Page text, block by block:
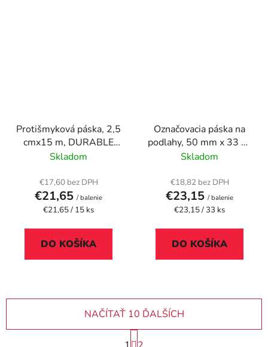
Protišmyková páska, 2,5
cmx15 m, DURABLE
"DURALINE®", čierna
Skladom
€17,60 bez DPH
€21,65 / balenie
Jednotková
€21,65 / 15 ks
DO KOŠÍKA
Označovacia páska na
podlahy, 50 mm x 33 m,
TESA "Professional
Skladom
€18,82 bez DPH
€23,15 / balenie
Jednotková
€23,15 / 33 ks
DO KOŠÍKA
NAČÍTAŤ 10 ĎALŠÍCH
S